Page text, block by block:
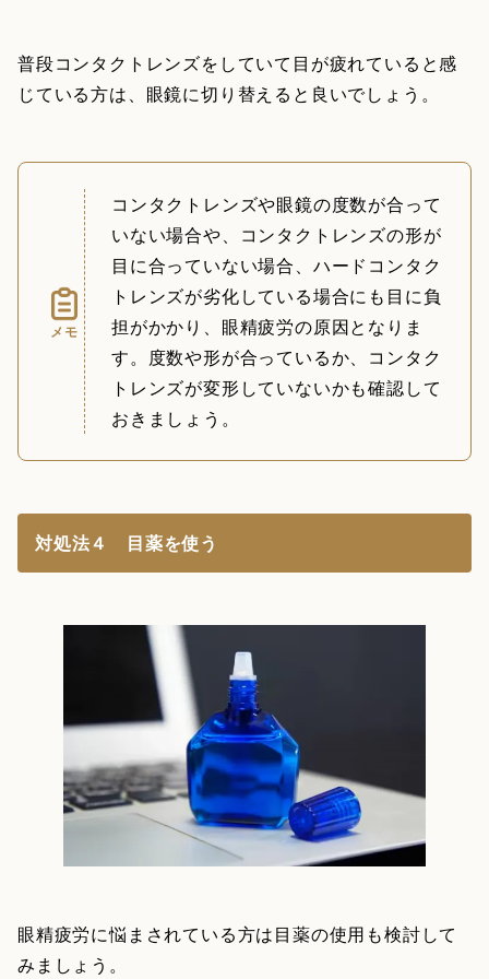
普段コンタクトレンズをしていて目が疲れていると感
じている方は、眼鏡に切り替えると良いでしょう。
メモ
コンタクトレンズや眼鏡の度数が合って
いない場合や、コンタクトレンズの形が
目に合っていない場合、ハードコンタク
トレンズが劣化している場合にも目に負
担がかかり、眼精疲労の原因となりま
す。度数や形が合っているか、コンタク
トレンズが変形していないかも確認して
おきましょう。
対処法４ 目薬を使う
眼精疲労に悩まされている方は目薬の使用も検討して
みましょう。